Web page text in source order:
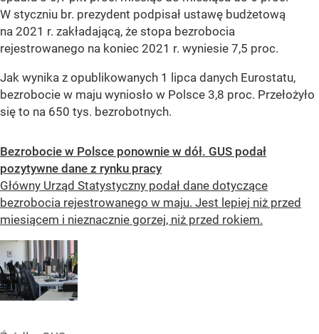
W styczniu br. prezydent podpisał ustawę budżetową
na 2021 r. zakładającą, że stopa bezrobocia
rejestrowanego na koniec 2021 r. wyniesie 7,5 proc.
Jak wynika z opublikowanych 1 lipca danych Eurostatu,
bezrobocie w maju wyniosło w Polsce 3,8 proc. Przełożyło
się to na 650 tys. bezrobotnych.
Bezrobocie w Polsce ponownie w dół. GUS podał
pozytywne dane z rynku pracy
Główny Urząd Statystyczny podał dane dotyczące
bezrobocia rejestrowanego w maju. Jest lepiej niż przed
miesiącem i nieznacznie gorzej, niż przed rokiem.